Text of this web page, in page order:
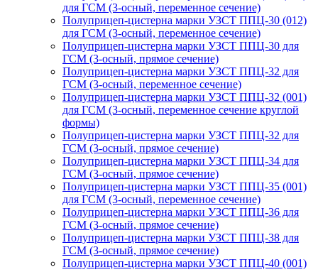
для ГСМ (3-осный, переменное сечение)
Полуприцеп-цистерна марки УЗСТ ППЦ-30 (012)
для ГСМ (3-осный, переменное сечение)
Полуприцеп-цистерна марки УЗСТ ППЦ-30 для
ГСМ (3-осный, прямое сечение)
Полуприцеп-цистерна марки УЗСТ ППЦ-32 для
ГСМ (3-осный, переменное сечение)
Полуприцеп-цистерна марки УЗСТ ППЦ-32 (001)
для ГСМ (3-осный, переменное сечение круглой
формы)
Полуприцеп-цистерна марки УЗСТ ППЦ-32 для
ГСМ (3-осный, прямое сечение)
Полуприцеп-цистерна марки УЗСТ ППЦ-34 для
ГСМ (3-осный, прямое сечение)
Полуприцеп-цистерна марки УЗСТ ППЦ-35 (001)
для ГСМ (3-осный, переменное сечение)
Полуприцеп-цистерна марки УЗСТ ППЦ-36 для
ГСМ (3-осный, прямое сечение)
Полуприцеп-цистерна марки УЗСТ ППЦ-38 для
ГСМ (3-осный, прямое сечение)
Полуприцеп-цистерна марки УЗСТ ППЦ-40 (001)